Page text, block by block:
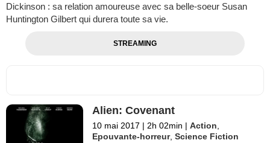
Dickinson : sa relation amoureuse avec sa belle-soeur Susan
Huntington Gilbert qui durera toute sa vie.
STREAMING
Alien: Covenant
10 mai 2017 | 2h 02min | Action
Epouvante-horreur,Science Fiction